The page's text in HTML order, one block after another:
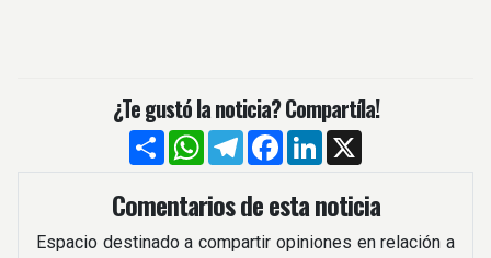
¿Te gustó la noticia? Compartíla!
CompartirWhatsApp
TelegramFacebook
LinkedIn
Comentarios de esta noticia
Espacio destinado a compartir opiniones en relación a